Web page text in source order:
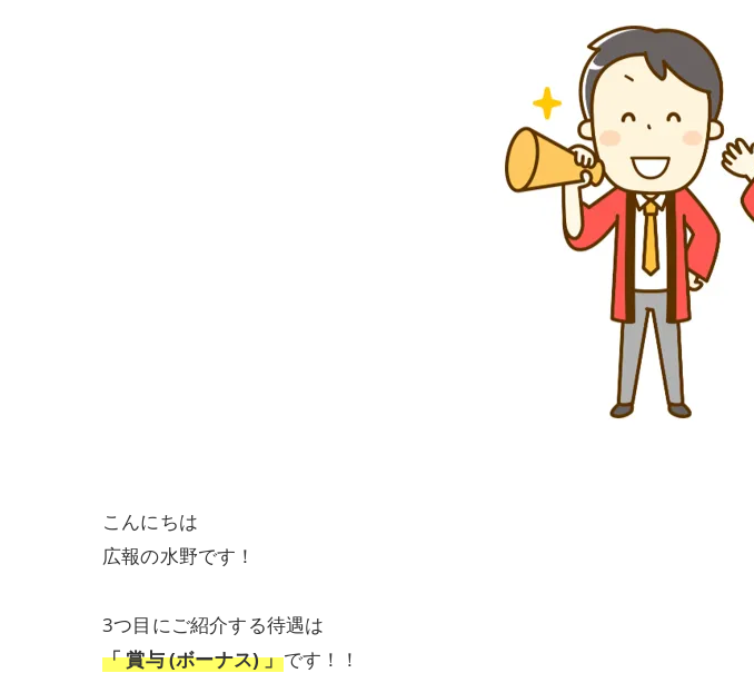
こんにちは
広報の水野です！
3つ目にご紹介する待遇は
「 賞与 (ボーナス) 」です！！